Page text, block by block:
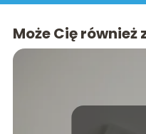
Może Cię